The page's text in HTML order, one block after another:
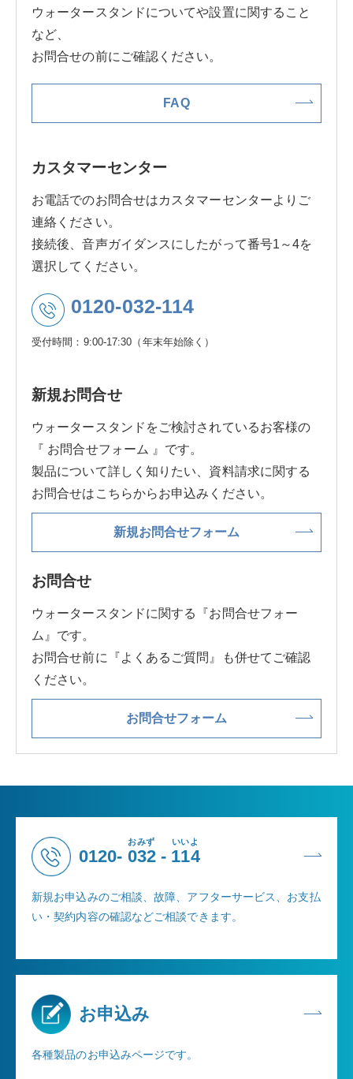
ウォータースタンドについてや設置に関すること
など、
お問合せの前にご確認ください。
FAQ
カスタマーセンター
お電話でのお問合せはカスタマーセンターよりご
連絡ください。
接続後、音声ガイダンスにしたがって番号1～4を
選択してください。
0120-032-114
受付時間：9:00-17:30（年末年始除く）
新規お問合せ
ウォータースタンドをご検討されているお客様の
『 お問合せフォーム 』です。
製品について詳しく知りたい、資料請求に関する
お問合せはこちらからお申込みください。
新規お問合せフォーム
お問合せ
ウォータースタンドに関する『お問合せフォー
ム』です。
お問合せ前に『よくあるご質問』も併せてご確認
ください。
お問合せフォーム
0120- 032
おみず
- 114
いいよ
新規お申込みのご相談、故障、アフターサービス、お支払
い・契約内容の確認などご相談できます。
お申込み
各種製品のお申込みページです。